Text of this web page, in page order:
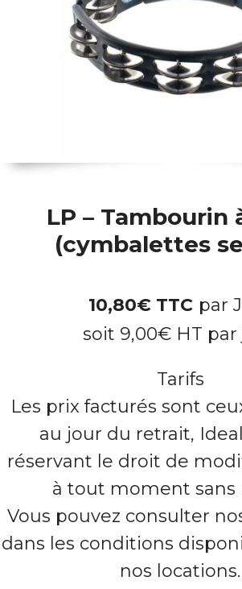
LP – Tambourin
(cymbalettes
10,80€ TTC par
soit 9,00€ HT
Tarifs
Les prix facturés sont
au jour du retrait,
réservant le droit de
à tout moment sans
Vous pouvez consulter
dans les conditions
nos locations.